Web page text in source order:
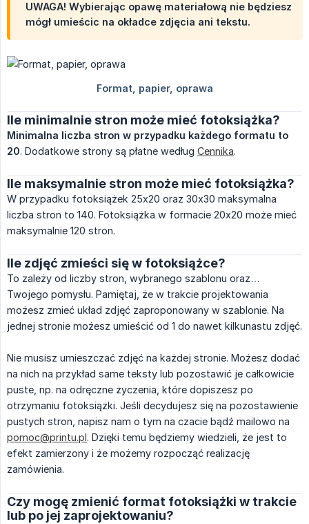
UWAGA! Wybierając opawę materiałową nie będziesz
mógł umieścic na okładce zdjęcia ani tekstu.
Ile minimalnie stron może mieć fotoksiążka?
Minimalna liczba stron w przypadku każdego formatu to
20. Dodatkowe strony są płatne według Cennika.
Ile maksymalnie stron może mieć fotoksiążka?
W przypadku fotoksiążek 25x20 oraz 30x30 maksymalna
liczba stron to 140. Fotoksiążka w formacie 20x20 może mieć
maksymalnie 120 stron.
Ile zdjęć zmieści się w fotoksiążce?
To zależy od liczby stron, wybranego szablonu oraz…
Twojego pomysłu. Pamiętaj, że w trakcie projektowania
możesz zmieć układ zdjęć zaproponowany w szablonie. Na
jednej stronie możesz umieścić od 1 do nawet kilkunastu zdjęć.
Nie musisz umieszczać zdjęć na każdej stronie. Możesz dodać
na nich na przykład same teksty lub pozostawić je całkowicie
puste, np. na odręczne życzenia, które dopiszesz po
otrzymaniu fotoksiążki. Jeśli decydujesz się na pozostawienie
pustych stron, napisz nam o tym na czacie bądź mailowo na
pomoc@printu.pl. Dzięki temu będziemy wiedzieli, że jest to
efekt zamierzony i że możemy rozpocząć realizację
zamówienia.
Czy mogę zmienić format fotoksiążki w trakcie
lub po jej zaprojektowaniu?